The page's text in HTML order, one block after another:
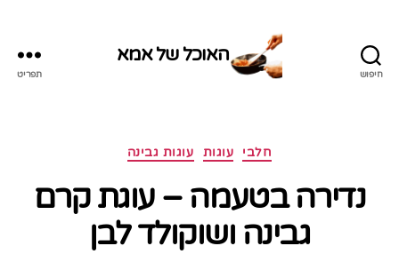
חיפוש
האוכל של אמא
תפריט
קטגוריות חלבי עוגות עוגות גבינה
נדירה בטעמה – עוגת קרם
גבינה ושוקולד לבן